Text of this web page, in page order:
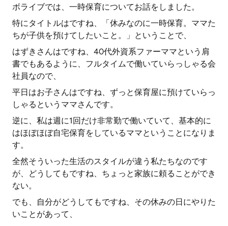
ボライブでは、一時保育についてお話をしました。
特にタイトルはですね、「休みなのに一時保育。ママた
ちが子供を預けてしたいこと。」ということで、
はずきさんはですね、40代外資系ファーママという肩
書でもあるように、フルタイムで働いていらっしゃる会
社員なので、
平日はお子さんはですね、ずっと保育屋に預けていらっ
しゃるというママさんです。
逆に、私は週に1回だけ非常勤で働いていて、基本的に
はほぼほぼ自宅保育をしているママということになりま
す。
全然そういった生活のスタイルが違う私たちなのです
が、どうしてもですね、ちょっと家族に頼ることができ
ない。
でも、自分がどうしてもですね、その休みの日にやりた
いことがあって、